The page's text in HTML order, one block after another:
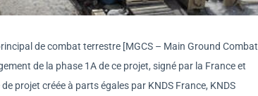
de combat terrestre [MGCS – Main Ground Combat
de la phase 1A de ce projet, signé par la France et
projet créée à parts égales par KNDS France, KNDS